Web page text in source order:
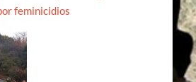
feminicidios